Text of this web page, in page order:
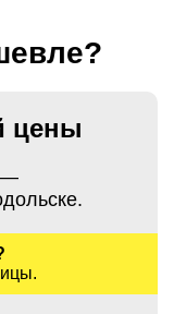
цены
—